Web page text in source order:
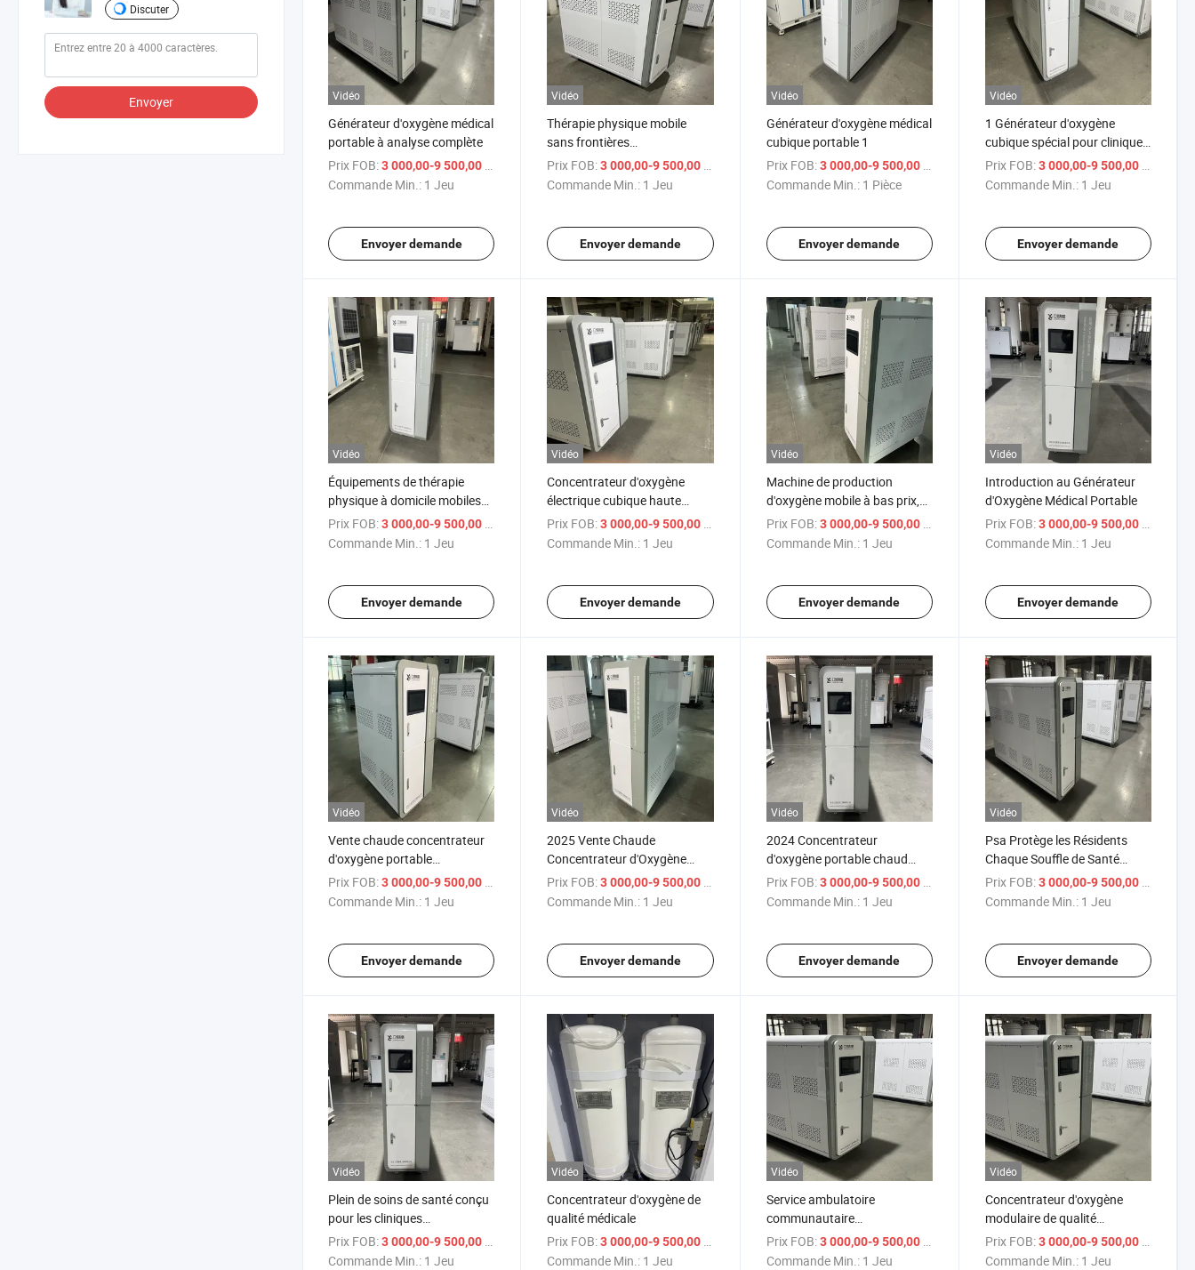
Discuter
Envoyer Vidéo
Générateur d'oxygène médical
portable à analyse complète
Prix FOB:3 000,00-9 500,00 $US
Commande Min.: 1 Jeu
Envoyer demande
Vidéo
Thérapie physique mobile
sans frontières
accompagnant la santé
nouveau générateur
Prix FOB: 3 000,00-9 500,00 $US
Commande Min.: 1 Jeu
Envoyer demande
Vidéo
Générateur d'oxygène médical
cubique portable 1
Prix FOB: 3 000,00-9 500,00 $US
Commande Min.: 1 Pièce
Envoyer demande
Vidéo
1 Générateur d'oxygène
cubique spécial pour clinique
communautaire Psa
générateur d'oxygène
Prix FOB: 3 000,00-9 500,00 $US
Commande Min.: 1 Jeu
Envoyer demande
Vidéo
Équipements de thérapie
physique à domicile mobiles
Générateur d'oxygène
Dispositif d'oxygène en haute
Prix FOB:3 000,00-9 500,00 $US
Commande Min.: 1 Jeu
Envoyer demande
Vidéo
Concentrateur d'oxygène
électrique cubique haute
pureté médical 1-5
Prix FOB: 3 000,00-9 500,00 $US
Commande Min.: 1 Jeu
Envoyer demande
Vidéo
Machine de production
d'oxygène mobile à bas prix,
générateur d'oxygène de
petite taille
Prix FOB: 3 000,00-9 500,00 $US
Commande Min.: 1 Jeu
Envoyer demande
Vidéo
Introduction au Générateur
d'Oxygène Médical Portable
Prix FOB: 3 000,00-9 500,00 $US
Commande Min.: 1 Jeu
Envoyer demande
Vidéo
Vente chaude concentrateur
d'oxygène portable
générateur d'oxygène
Prix FOB:3 000,00-9 500,00 $US
Commande Min.: 1 Jeu
Envoyer demande
Vidéo
2025 Vente Chaude
Concentrateur d'Oxygène
Portable Générateur
d'Oxygène
Prix FOB: 3 000,00-9 500,00 $US
Commande Min.: 1 Jeu
Envoyer demande
Vidéo
2024 Concentrateur
d'oxygène portable chaud
Générateur d'oxygène
Prix FOB: 3 000,00-9 500,00 $US
Commande Min.: 1 Jeu
Envoyer demande
Vidéo
Psa Protège les Résidents
Chaque Souffle de Santé
Système d'Approvisionnement
en Oxygène de la Clinique
Prix FOB: 3 000,00-9 500,00 $US
Commande Min.: 1 Jeu
Envoyer demande
Vidéo
Plein de soins de santé conçu
pour les cliniques
communautaires pour
construire un générateur
Prix FOB:3 000,00-9 500,00 $US
Commande Min.: 1 Jeu
Vidéo
Concentrateur d'oxygène de
qualité médicale
Prix FOB: 3 000,00-9 500,00 $US
Commande Min.: 1 Jeu
Vidéo
Service ambulatoire
communautaire
concentrateur d'oxygène
générateur d'oxygène
Prix FOB: 3 000,00-9 500,00 $US
Commande Min.: 1 Jeu
Vidéo
Concentrateur d'oxygène
modulaire de qualité
hospitalière
Prix FOB: 3 000,00-9 500,00 $US
Commande Min.: 1 Jeu